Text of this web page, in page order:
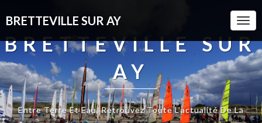
BRETTEVILLE SUR AY
BRETTEVILLE SUR
AY
Entre Terre Et Eau, Retrouvez Toute L'actualité De La